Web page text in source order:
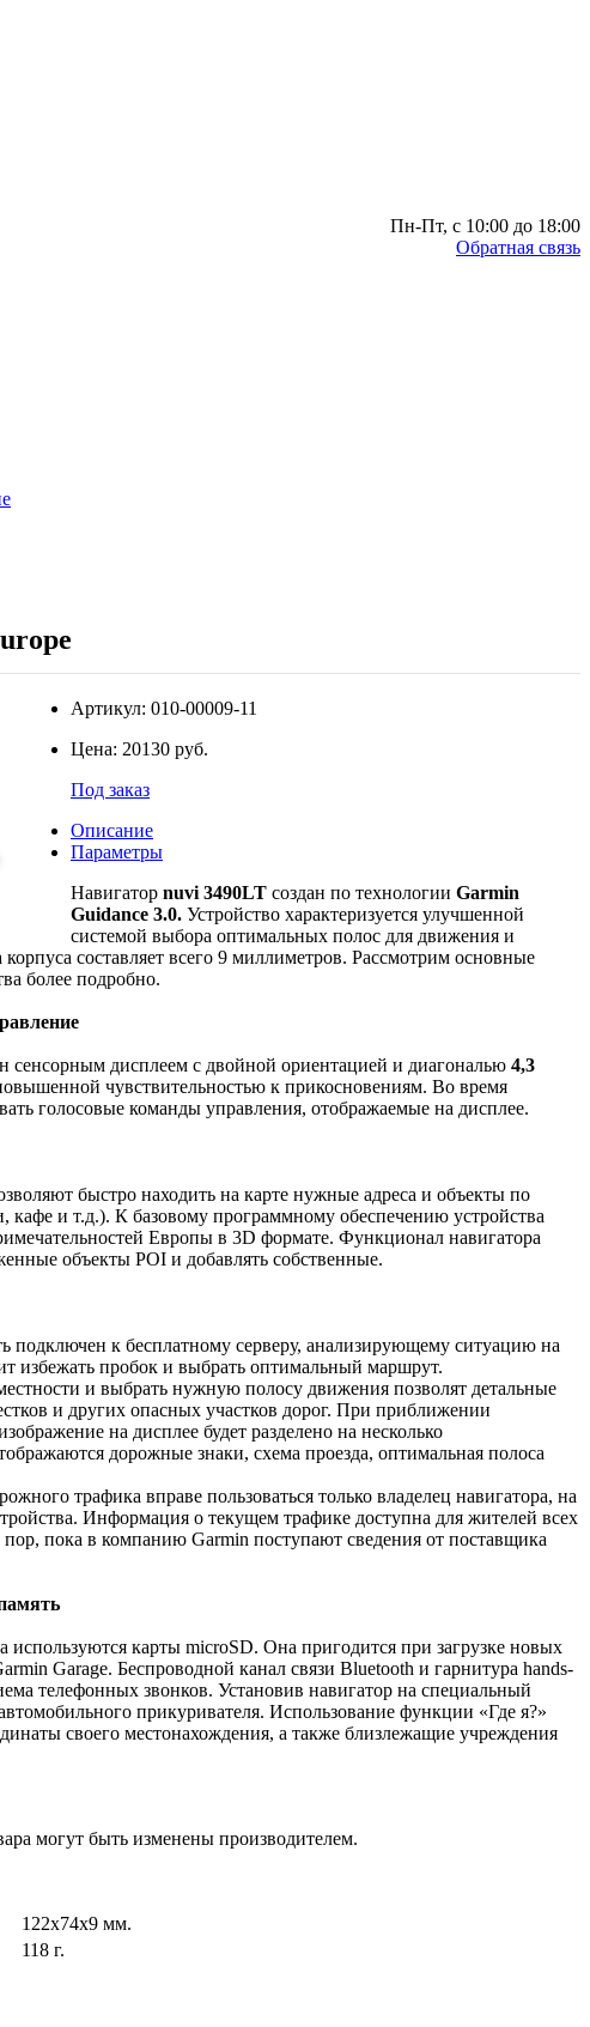
Пн-Пт, с 10:00 до 18:00
Обратная связь
Артикул: 010-00009-11
Цена: 20130 руб.
Под заказ
Описание
Параметры
Навигатор nuvi 3490LT создан по технологии Garmin
Guidance 3.0. Устройство характеризуется улучшенной
системой выбора оптимальных полос для движения и
составляет всего 9 миллиметров. Рассмотрим основные
более подробно.
сенсорным дисплеем с двойной ориентацией и диагональю 4,3
чувствительностью к прикосновениям. Во время
голосовые команды управления, отображаемые на дисплее.
быстро находить на карте нужные адреса и объекты по
кафе и т.д.). К базовому программному обеспечению устройства
Европы в 3D формате. Функционал навигатора
объекты POI и добавлять собственные.
подключен к бесплатному серверу, анализирующему ситуацию на
избежать пробок и выбрать оптимальный маршрут.
и выбрать нужную полосу движения позволят детальные
и других опасных участков дорог. При приближении
на дисплее будет разделено на несколько
дорожные знаки, схема проезда, оптимальная полоса
трафика вправе пользоваться только владелец навигатора, на
Информация о текущем трафике доступна для жителей всех
пор, пока в компанию Garmin поступают сведения от поставщика
используются карты microSD. Она пригодится при загрузке новых
Garage. Беспроводной канал связи Bluetooth и гарнитура hands-
телефонных звонков. Установив навигатор на специальный
прикуривателя. Использование функции «Где я?»
своего местонахождения, а также близлежащие учреждения
могут быть изменены производителем.
122x74x9 мм.
118 г.